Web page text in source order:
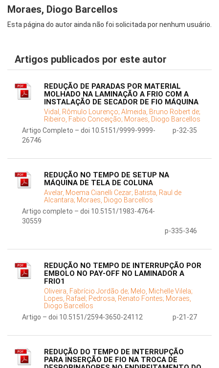
Moraes, Diogo Barcellos
Esta página do autor ainda não foi solicitada por nenhum usuário.
Artigos publicados por este autor
REDUÇÃO DE PARADAS POR MATERIAL
MOLHADO NA LAMINAÇÃO A FRIO COM A
INSTALAÇÃO DE SECADOR DE FIO MÁQUINA
Vidal, Rômulo Lourenço; Almeida, Bruno Robert de;
Ribeiro, Fabio Conceição; Moraes, Diogo Barcellos
Artigo Completo – doi 10.5151/9999-9999-
26746
p-32-35
REDUÇÃO NO TEMPO DE SETUP NA
MÁQUINA DE TELA DE COLUNA
Avelar, Moema Cianelli Cezar; Batista, Raul de
Alcantara; Moraes, Diogo Barcellos
Artigo completo – doi 10.5151/1983-4764-
30559
p-335-346
REDUÇÃO NO TEMPO DE INTERRUPÇÃO POR
EMBOLO NO PAY-OFF NO LAMINADOR A
FRIO1
Oliveira, Fabrício Jordão de; Melo, Michelle Vilela;
Lopes, Rafael; Pedrosa, Renato Fontes; Moraes,
Diogo Barcellos
Artigo – doi 10.5151/2594-3650-24112
p-21-27
REDUÇÃO DO TEMPO DE INTERRUPÇÃO
PARA INSERÇÃO DE FIO NA TROCA DE